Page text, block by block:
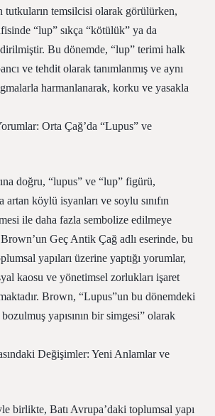
tutkuların temsilcisi olarak görülürken,
“lup” sıkça “kötülük” ya da
Bu dönemde, “lup” terimi halk
ve tehdit olarak tanımlanmış ve aynı
harmanlanarak, korku ve yasakla
Orta Çağ’da “Lupus” ve
doğru, “lupus” ve “lup” figürü,
köylü isyanları ve soylu sınıfın
ile daha fazla sembolize edilmeye
Brown’un Geç Antik Çağ adlı eserinde, bu
yapıları üzerine yaptığı yorumlar,
kaosu ve yönetimsel zorlukları işaret
Brown, “Lupus”un bu dönemdeki
yapısının bir simgesi” olarak
Değişimler: Yeni Anlamlar ve
birlikte, Batı Avrupa’daki toplumsal yapı